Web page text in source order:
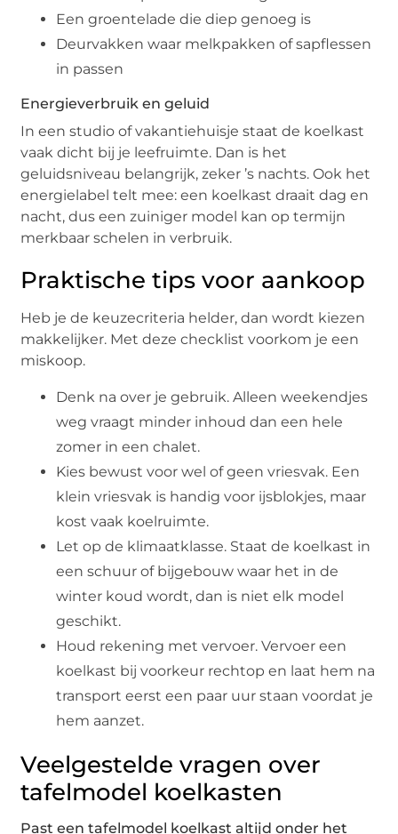
Een groentelade die diep genoeg is
Deurvakken waar melkpakken of sapflessen
in passen
Energieverbruik en geluid
In een studio of vakantiehuisje staat de koelkast
vaak dicht bij je leefruimte. Dan is het
geluidsniveau belangrijk, zeker ’s nachts. Ook het
energielabel telt mee: een koelkast draait dag en
nacht, dus een zuiniger model kan op termijn
merkbaar schelen in verbruik.
Praktische tips voor aankoop
Heb je de keuzecriteria helder, dan wordt kiezen
makkelijker. Met deze checklist voorkom je een
miskoop.
Denk na over je gebruik. Alleen weekendjes
weg vraagt minder inhoud dan een hele
zomer in een chalet.
Kies bewust voor wel of geen vriesvak. Een
klein vriesvak is handig voor ijsblokjes, maar
kost vaak koelruimte.
Let op de klimaatklasse. Staat de koelkast in
een schuur of bijgebouw waar het in de
winter koud wordt, dan is niet elk model
geschikt.
Houd rekening met vervoer. Vervoer een
koelkast bij voorkeur rechtop en laat hem na
transport eerst een paar uur staan voordat je
hem aanzet.
Veelgestelde vragen over
tafelmodel koelkasten
Past een tafelmodel koelkast altijd onder het